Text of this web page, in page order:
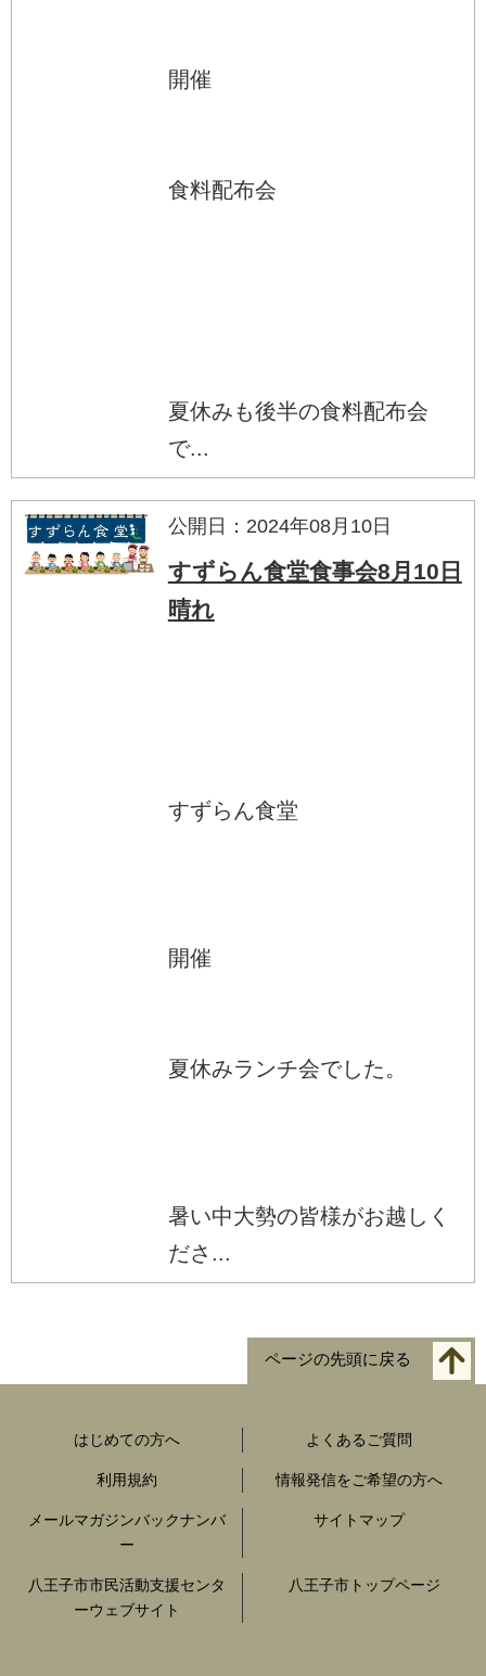
開催
食料配布会
夏休みも後半の食料配布会
で...
公開日：2024年08月10日
すずらん食堂食事会8月10日
晴れ
すずらん食堂
開催
夏休みランチ会でした。
暑い中大勢の皆様がお越しく
ださ...
ページの先頭に戻る
はじめての方へ よくあるご質問
利用規約 情報発信をご希望の方へ
メールマガジンバックナンバ
ー
サイトマップ
八王子市市民活動支援センタ
ーウェブサイト
八王子市トップページ